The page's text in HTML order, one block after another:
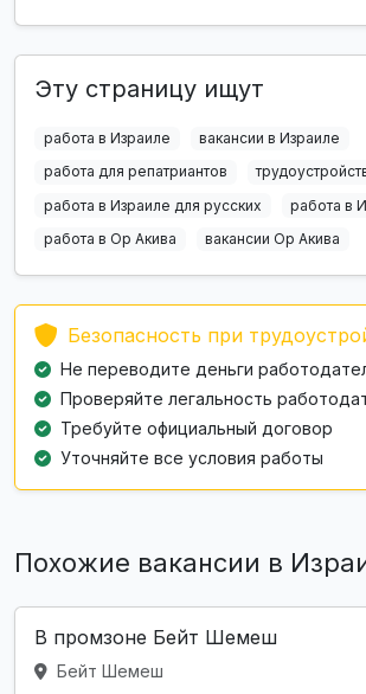
Эту страницу ищут
работа в Израиле
вакансии в Израиле
работа для репатриантов
работа в Израиле для русских
работа в
работа в Ор Акива
вакансии Ор Акива
Безопасность при
Не переводите деньги
Проверяйте легальность
Требуйте официальный договор
Уточняйте все условия работы
Похожие вакансии в
В промзоне Бейт Шемеш
Бейт Шемеш